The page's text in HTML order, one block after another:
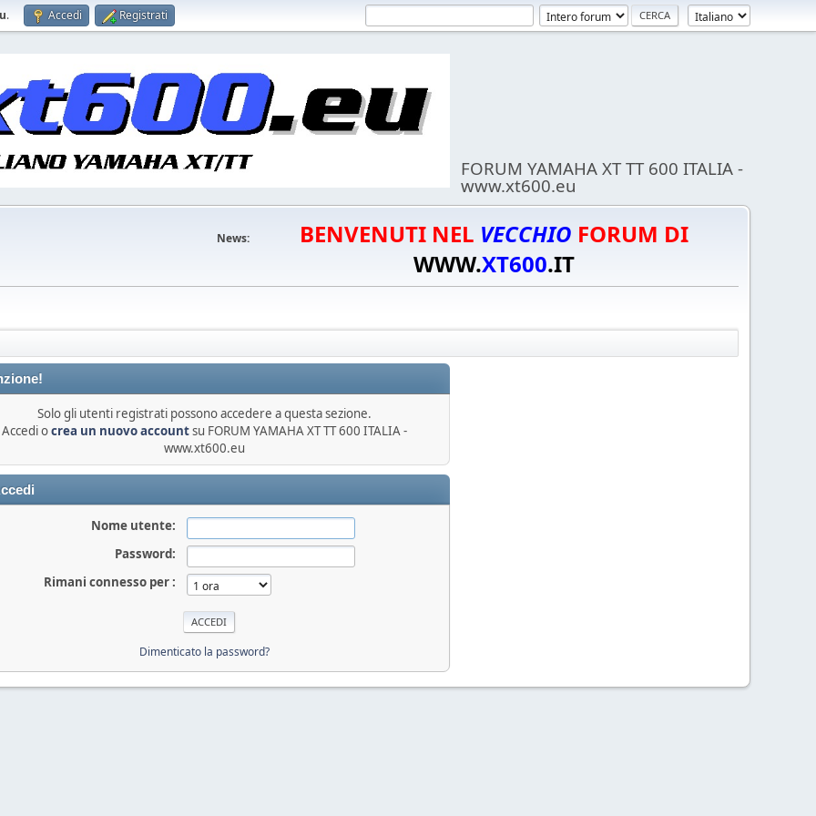
. Accedi Registrati
FORUM YAMAHA XT TT 600 ITALIA -
www.xt600.eu
News: BENVENUTI NEL VECCHIO FORUM DI
WWW.XT600.IT
Solo gli utenti registrati possono accedere a questa sezione.
Accedi ocrea un nuovo accountsu FORUM YAMAHA XT TT 600 ITALIA -
www.xt600.eu
Nome utente:
Password:
Rimani connesso per :
Dimenticato la password?